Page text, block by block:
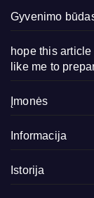
Gyvenimo
hope this
like me to
Įmonės
Informacija
Istorija